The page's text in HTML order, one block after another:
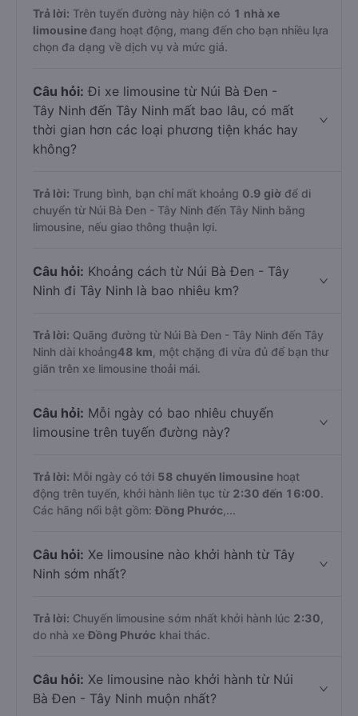
Trả lời: Trên tuyến đường này hiện có 1 nhà xe
limousine đang hoạt động, mang đến cho bạn nhiều lựa
chọn đa dạng về dịch vụ và mức giá.
Câu hỏi: Đi xe limousine từ Núi Bà Đen -
Tây Ninh đến Tây Ninh mất bao lâu, có mất
thời gian hơn các loại phương tiện khác hay
không?
Trả lời: Trung bình, bạn chỉ mất khoảng 0.9 giờ để di
chuyển từ Núi Bà Đen - Tây Ninh đến Tây Ninh bằng
limousine, nếu giao thông thuận lợi.
Câu hỏi: Khoảng cách từ Núi Bà Đen - Tây
Ninh đi Tây Ninh là bao nhiêu km?
Trả lời: Quãng đường từ Núi Bà Đen - Tây Ninh đến Tây
Ninh dài khoảng48 km , một chặng đi vừa đủ để bạn thư
giãn trên xe limousine thoải mái.
Câu hỏi: Mỗi ngày có bao nhiêu chuyến
limousine trên tuyến đường này?
Trả lời: Mỗi ngày có tới 58 chuyến limousine hoạt
động trên tuyến, khởi hành liên tục từ 2:30 đến 16:00.
Các hãng nổi bật gồm:Đồng Phước ,...
Câu hỏi: Xe limousine nào khởi hành từ Tây
Ninh sớm nhất?
Trả lời: Chuyến limousine sớm nhất khởi hành lúc 2:30
do nhà xeĐồng Phước khai thác.
Câu hỏi: Xe limousine nào khởi hành từ Núi
Bà Đen - Tây Ninh muộn nhất?